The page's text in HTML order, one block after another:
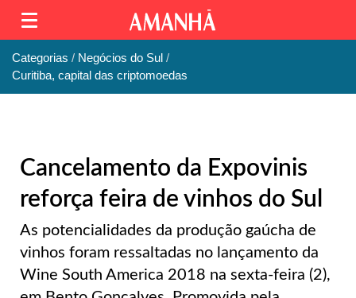
Categorias
Negócios do Sul
Curitiba, capital das criptomoedas
Cancelamento da Expovinis
reforça feira de vinhos do Sul
As potencialidades da produção gaúcha de
vinhos foram ressaltadas no lançamento da
Wine South America 2018 na sexta-feira (2),